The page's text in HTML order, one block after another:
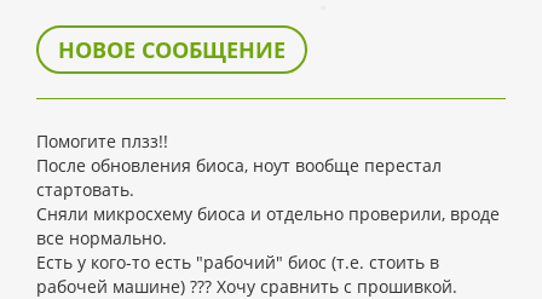
НОВОЕ СООБЩЕНИЕ
Помогите плзз!!
После обновления биоса, ноут вообще перестал
стартовать.
Сняли микросхему биоса и отдельно проверили, вроде
все нормально.
Есть у кого-то есть "рабочий" биос (т.е. стоить в
рабочей машине) ??? Хочу сравнить с прошивкой.